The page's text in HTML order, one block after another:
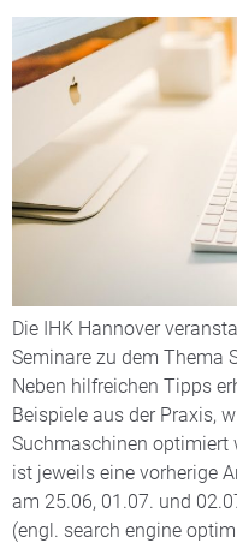
Die IHK Hannover
Seminare zu dem Thema
Neben hilfreichen Tipps
Beispiele aus der Praxis,
Suchmaschinen optimiert
ist jeweils eine vorherige
am 25.06, 01.07. und
(engl. search engine